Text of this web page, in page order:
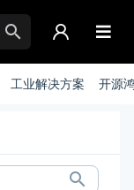
工业解决方案 开源